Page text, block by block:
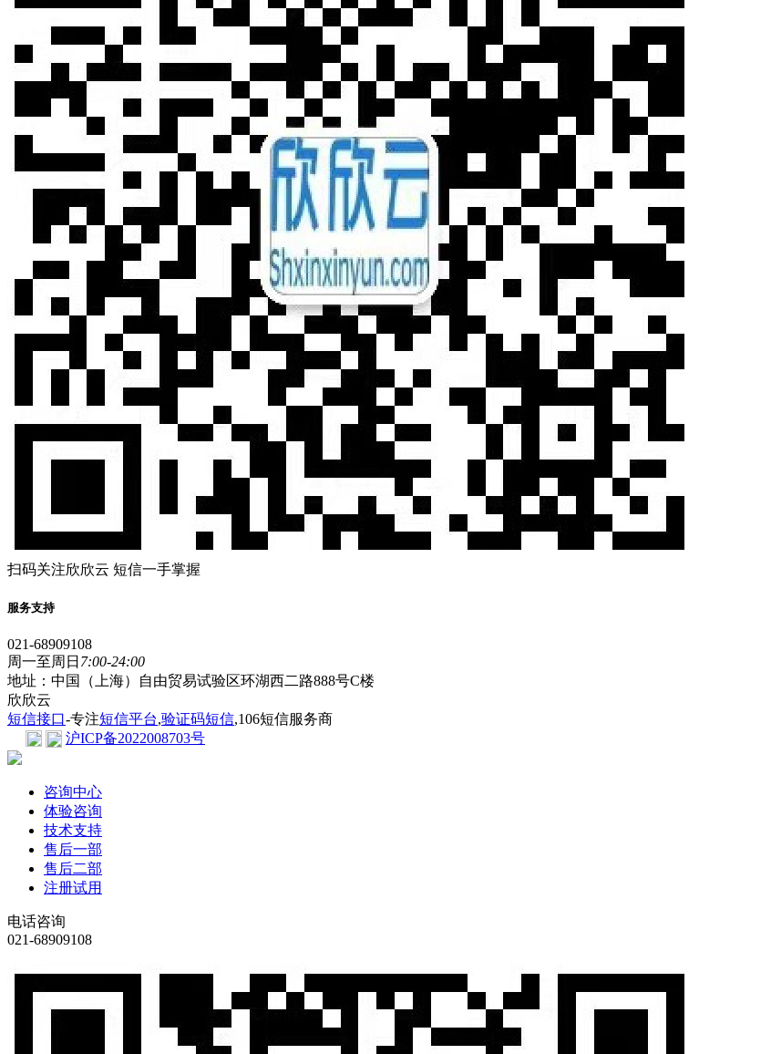
扫码关注欣欣云 短信一手掌握
服务支持
021-68909108
周一至周日 7:00-24:00
地址：中国（上海）自由贸易试验区环湖西二路888号C楼
欣欣云
短信接口-专注短信平台,验证码短信,106短信服务商
沪ICP备2022008703号
咨询中心
体验咨询
技术支持
售后一部
售后二部
注册试用
电话咨询
021-68909108